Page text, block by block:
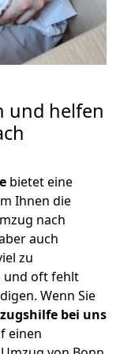
und helfen
bietet eine
Ihnen die
nach
auch
zu
und oft fehlt
Wenn Sie
bei uns
einen